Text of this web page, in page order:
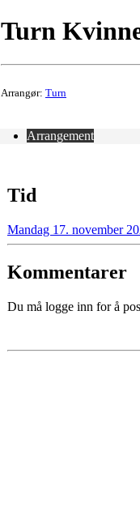
Turn
Arrangør: Turn
Arrangement
Tid
Mandag 17. november
Kommentarer
Du må logge inn for å